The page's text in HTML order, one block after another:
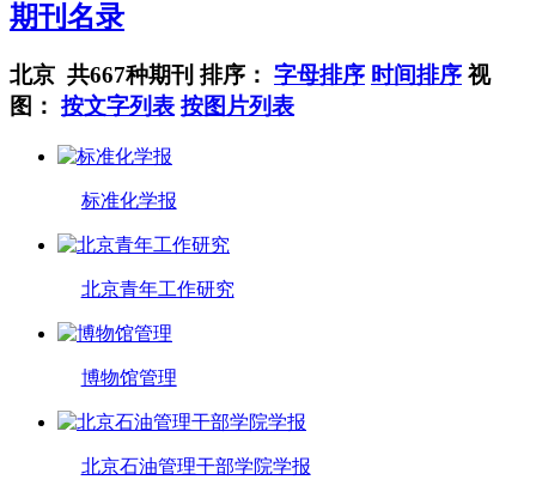
期刊名录
北京 共667种期刊 排序： 字母排序 时间排序 视
图： 按文字列表 按图片列表
标准化学报
北京青年工作研究
博物馆管理
北京石油管理干部学院学报